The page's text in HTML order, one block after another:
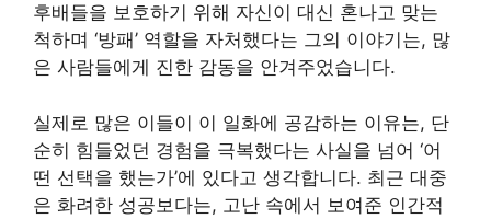
후배들을 보호하기 위해 자신이 대신 혼나고 맞는
척하며 ‘방패’ 역할을 자처했다는 그의 이야기는, 많
은 사람들에게 진한 감동을 안겨주었습니다.
실제로 많은 이들이 이 일화에 공감하는 이유는, 단
순히 힘들었던 경험을 극복했다는 사실을 넘어 ‘어
떤 선택을 했는가’에 있다고 생각합니다. 최근 대중
은 화려한 성공보다는, 고난 속에서 보여준 인간적